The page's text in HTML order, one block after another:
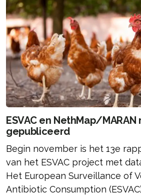
ESVAC en NethMap/
gepubliceerd
Begin november is het 13e
van het ESVAC project met
Het European Surveillance of
Antibiotic Consumption